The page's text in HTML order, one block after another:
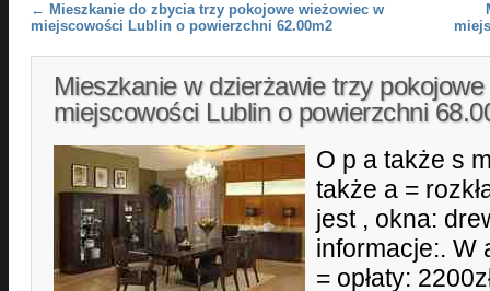
Post navigation
← Mieszkanie do zbycia trzy pokojowe wieżowiec w
miejscowości Lublin o powierzchni 62.00m2
Mieszkanie w dzierżawie trzy pokojowe
miejscowości Lublin o powierzchni
O p a także s
także a =
jest , okna:
informacje:. W
= opłaty: